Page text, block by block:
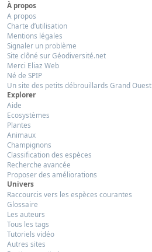
À propos
A propos
Charte d’utilisation
Mentions légales
Signaler un problème
Site clôné sur Géodiversité.net
Merci Eliaz Web
Né de SPIP
Un site des petits débrouillards Grand Ouest
Explorer
Aide
Ecosystèmes
Plantes
Animaux
Champignons
Classification des espèces
Recherche avancée
Proposer des améliorations
Univers
Raccourcis vers les espèces courantes
Glossaire
Les auteurs
Tous les tags
Tutoriels vidéo
Autres sites